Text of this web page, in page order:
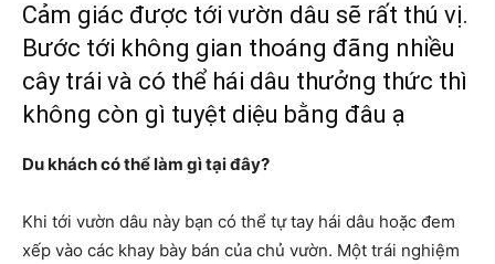
Cảm giác được tới vườn dâu sẽ rất thú vị.
Bước tới không gian thoáng đãng nhiều
cây trái và có thể hái dâu thưởng thức thì
không còn gì tuyệt diệu bằng đâu ạ
Du khách có thể làm gì tại đây?
Khi tới vườn dâu này bạn có thể tự tay hái dâu hoặc đem
xếp vào các khay bày bán của chủ vườn. Một trái nghiệm